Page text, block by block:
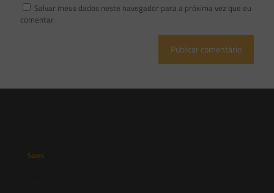
Salvar meus dados neste navegador para a próxima vez que eu
comentar.
Saes